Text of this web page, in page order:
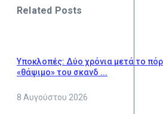
Related Posts
Υποκλοπές: Δύο χρόνια μετά το
«θάψιμο» του σκανδ ...
8 Αυγούστου 2026